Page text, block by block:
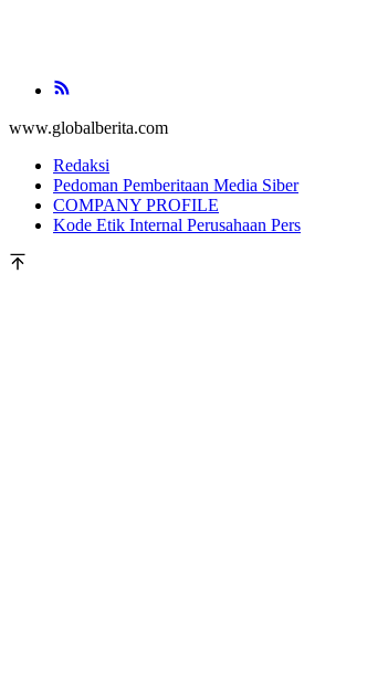
www.globalberita.com
Redaksi
Pedoman Pemberitaan Media Siber
COMPANY PROFILE
Kode Etik Internal Perusahaan Pers